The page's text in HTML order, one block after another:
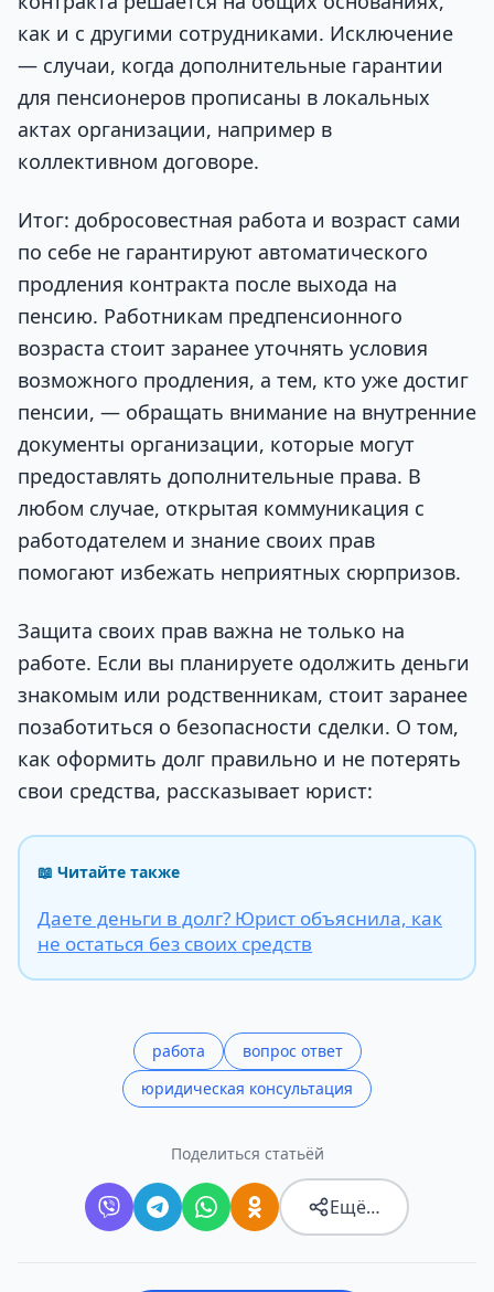
как и с другими сотрудниками. Исключение
— случаи, когда дополнительные гарантии
для пенсионеров прописаны в локальных
актах организации, например в
коллективном договоре.
Итог: добросовестная работа и возраст сами
по себе не гарантируют автоматического
продления контракта после выхода на
пенсию. Работникам предпенсионного
возраста стоит заранее уточнять условия
возможного продления, а тем, кто уже достиг
пенсии, — обращать внимание на внутренние
документы организации, которые могут
предоставлять дополнительные права. В
любом случае, открытая коммуникация с
работодателем и знание своих прав
помогают избежать неприятных сюрпризов.
Защита своих прав важна не только на
работе. Если вы планируете одолжить деньги
знакомым или родственникам, стоит заранее
позаботиться о безопасности сделки. О том,
как оформить долг правильно и не потерять
свои средства, рассказывает юрист:
📖 Читайте также
Даете деньги в долг? Юрист объяснила, как
не остаться без своих средств
работа
вопрос ответ
юридическая консультация
Поделиться статьёй
Ещё…